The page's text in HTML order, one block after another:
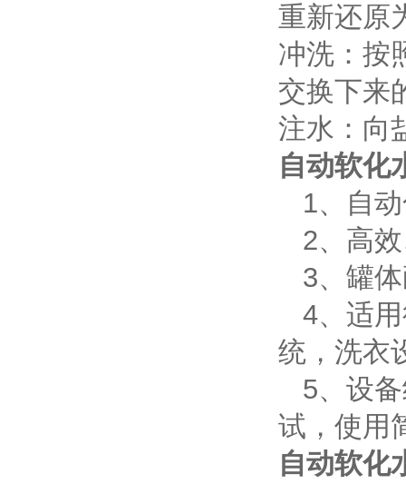
重新还原
冲洗：按
交换下来
注水：向
自动软化
1、自动
2、高效
3、罐体
4、适用
统，洗衣
5、设备
试，使用
自动软化